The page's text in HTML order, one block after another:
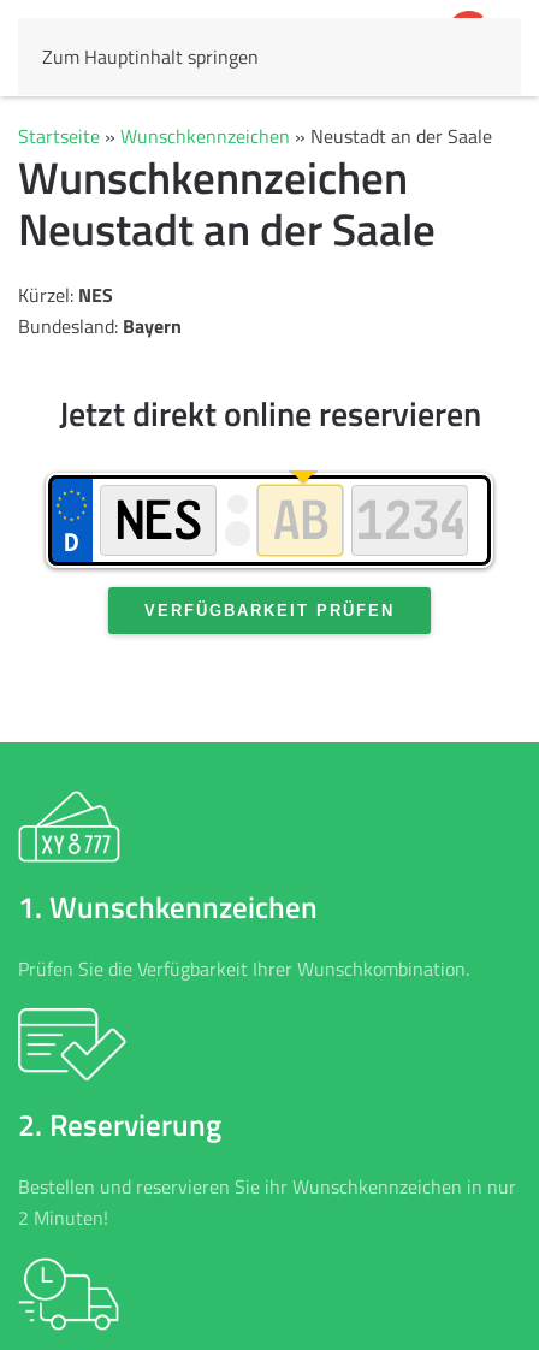
Zum Hauptinhalt springen
Startseite » Wunschkennzeichen » Neustadt an der Saale
Wunschkennzeichen
Neustadt an der Saale
Kürzel: NES
Bundesland: Bayern
Jetzt direkt online reservieren
VERFÜGBARKEIT PRÜFEN
1. Wunschkennzeichen
Prüfen Sie die Verfügbarkeit Ihrer Wunschkombination.
2. Reservierung
Bestellen und reservieren Sie ihr Wunschkennzeichen in nur
2 Minuten!